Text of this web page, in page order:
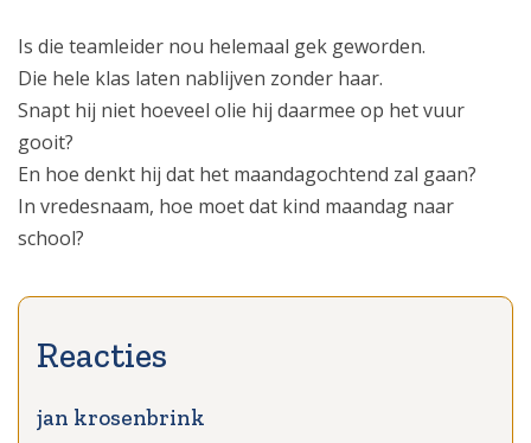
Is die teamleider nou helemaal gek geworden.
Die hele klas laten nablijven zonder haar.
Snapt hij niet hoeveel olie hij daarmee op het vuur
gooit?
En hoe denkt hij dat het maandagochtend zal gaan?
In vredesnaam, hoe moet dat kind maandag naar
school?
jan krosenbrink